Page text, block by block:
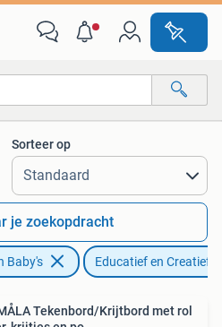
Sorteer op
je zoekopdracht
Baby's Educatief en Creatief
Tekenbord/Krijtbord met rol